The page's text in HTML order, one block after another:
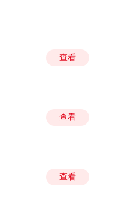
查看
查看
查看